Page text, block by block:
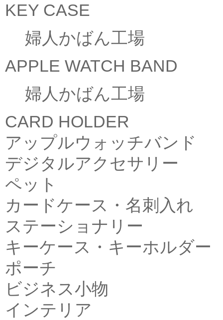
KEY CASE
婦人かばん工場
APPLE WATCH BAND
婦人かばん工場
CARD HOLDER
アップルウォッチバンド
デジタルアクセサリー
ペット
カードケース・名刺入れ
ステーショナリー
キーケース・キーホルダー
ポーチ
ビジネス小物
インテリア